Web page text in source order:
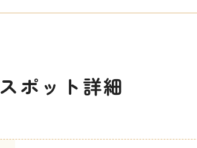
スポット詳細